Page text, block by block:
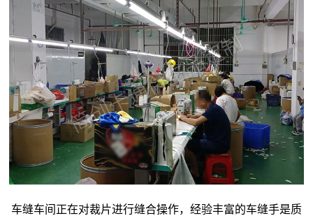
车缝车间正在对裁片进行缝合操作，经验丰富的车缝手是质